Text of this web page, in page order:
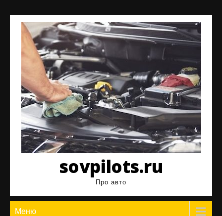
содержимому
sovpilots.ru
Про авто
Меню